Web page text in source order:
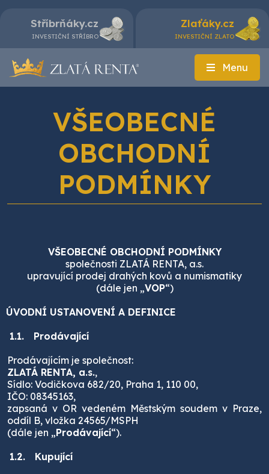
Stříbrňáky.cz
INVESTIČNÍ STŘÍBRO
Zlaťáky.cz
INVESTIČNÍ ZLATO
Menu
VŠEOBECNÉ
OBCHODNÍ
PODMÍNKY
VŠEOBECNÉ OBCHODNÍ PODMÍNKY
společnosti ZLATÁ RENTA, a.s.
upravující prodej drahých kovů a numismatiky
(dále jen „VOP“)
ÚVODNÍ USTANOVENÍ A DEFINICE
1.1.
Prodávající
Prodávajícím je společnost:
ZLATÁ RENTA, a.s.,
Sídlo: Vodičkova 682/20, Praha 1, 110 00,
IČO: 08345163,
zapsaná v OR vedeném Městským soudem v Praze,
oddíl B, vložka 24565/MSPH
(dále jen „Prodávající“).
1.2.
Kupující